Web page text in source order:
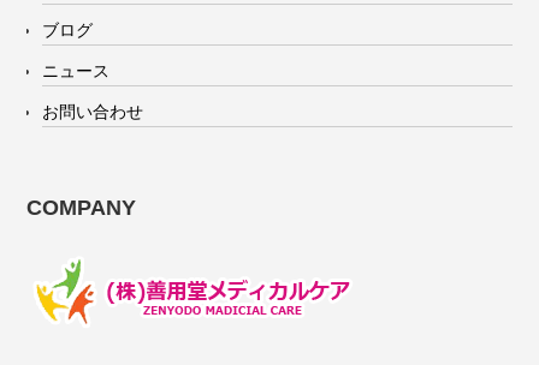
ブログ
ニュース
お問い合わせ
COMPANY